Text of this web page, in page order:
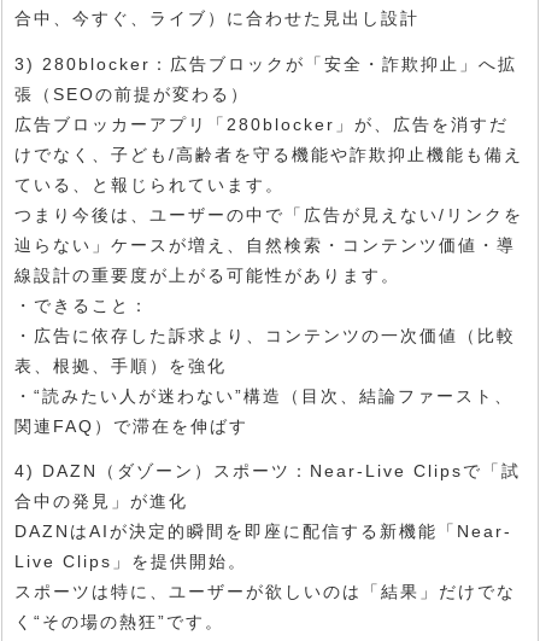
合中、今すぐ、ライブ）に合わせた見出し設計
3) 280blocker：広告ブロックが「安全・詐欺抑止」へ拡
張（SEOの前提が変わる）
広告ブロッカーアプリ「280blocker」が、広告を消すだ
けでなく、子ども/高齢者を守る機能や詐欺抑止機能も備え
ている、と報じられています。
つまり今後は、ユーザーの中で「広告が見えない/リンクを
辿らない」ケースが増え、自然検索・コンテンツ価値・導
線設計の重要度が上がる可能性があります。
・できること：
・広告に依存した訴求より、コンテンツの一次価値（比較
表、根拠、手順）を強化
・“読みたい人が迷わない”構造（目次、結論ファースト、
関連FAQ）で滞在を伸ばす
4) DAZN（ダゾーン）スポーツ：Near-Live Clipsで「試
合中の発見」が進化
DAZNはAIが決定的瞬間を即座に配信する新機能「Near-
Live Clips」を提供開始。
スポーツは特に、ユーザーが欲しいのは「結果」だけでな
く“その場の熱狂”です。